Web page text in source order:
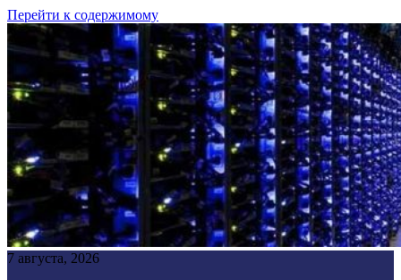
Перейти к содержимому
7 августа, 2026